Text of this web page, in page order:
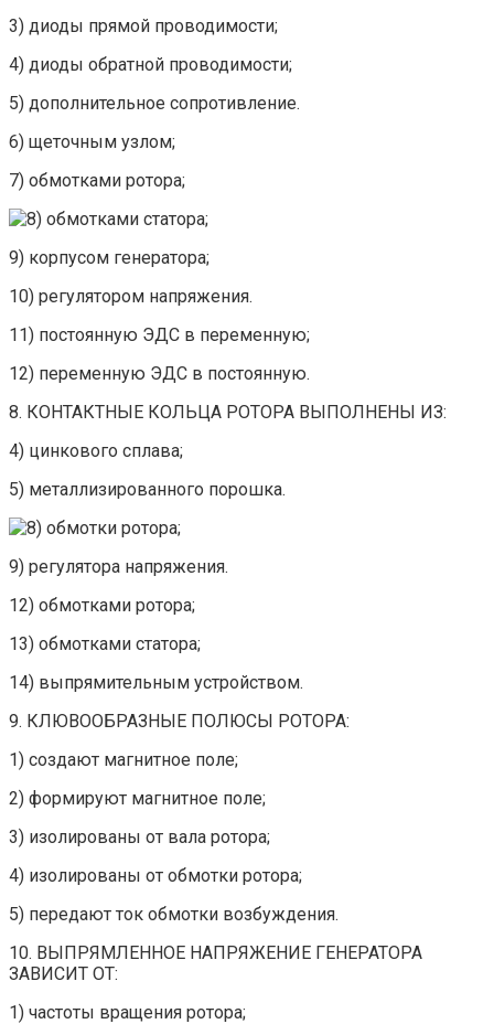
3) диоды прямой проводимости;
4) диоды обратной проводимости;
5) дополнительное сопротивление.
6) щеточным узлом;
7) обмотками ротора;
обмотками статора;
9) корпусом генератора;
10) регулятором напряжения.
11) постоянную ЭДС в переменную;
12) переменную ЭДС в постоянную.
8. КОНТАКТНЫЕ КОЛЬЦА РОТОРА ВЫПОЛНЕНЫ ИЗ:
4) цинкового сплава;
5) металлизированного порошка.
обмотки ротора;
9) регулятора напряжения.
12) обмотками ротора;
13) обмотками статора;
14) выпрямительным устройством.
9. КЛЮВООБРАЗНЫЕ ПОЛЮСЫ РОТОРА:
1) создают магнитное поле;
2) формируют магнитное поле;
3) изолированы от вала ротора;
4) изолированы от обмотки ротора;
5) передают ток обмотки возбуждения.
10. ВЫПРЯМЛЕННОЕ НАПРЯЖЕНИЕ ГЕНЕРАТОРА
ЗАВИСИТ ОТ:
1) частоты вращения ротора;